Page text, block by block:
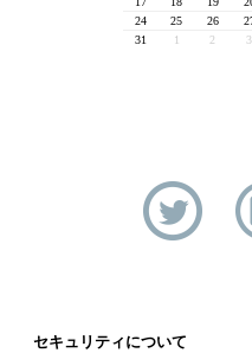
セキュリティについて